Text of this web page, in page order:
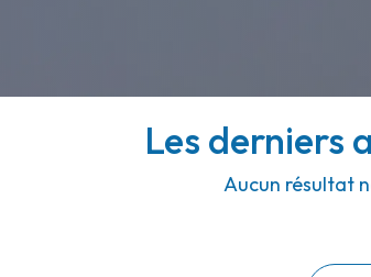
Les derniers
Aucun résultat